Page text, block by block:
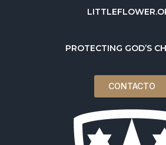
PROTECTING GOD’S
CONTACTO